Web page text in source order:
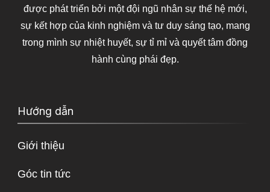
được phát triển bởi một đội ngũ nhân sự thế hệ mới,
sự kết hợp của kinh nghiệm và tư duy sáng tạo, mang
trong mình sự nhiệt huyết, sự tỉ mỉ và quyết tâm đồng
hành cùng phái đẹp.
Hướng dẫn
Giới thiệu
Góc tin tức